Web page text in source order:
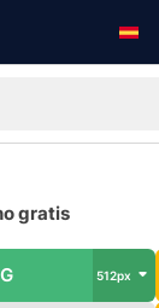
gratis
512px